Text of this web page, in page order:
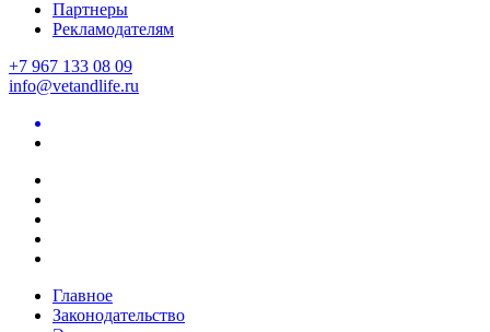
Партнеры
Рекламодателям
+7 967 133 08 09
info@vetandlife.ru
Главное
Законодательство